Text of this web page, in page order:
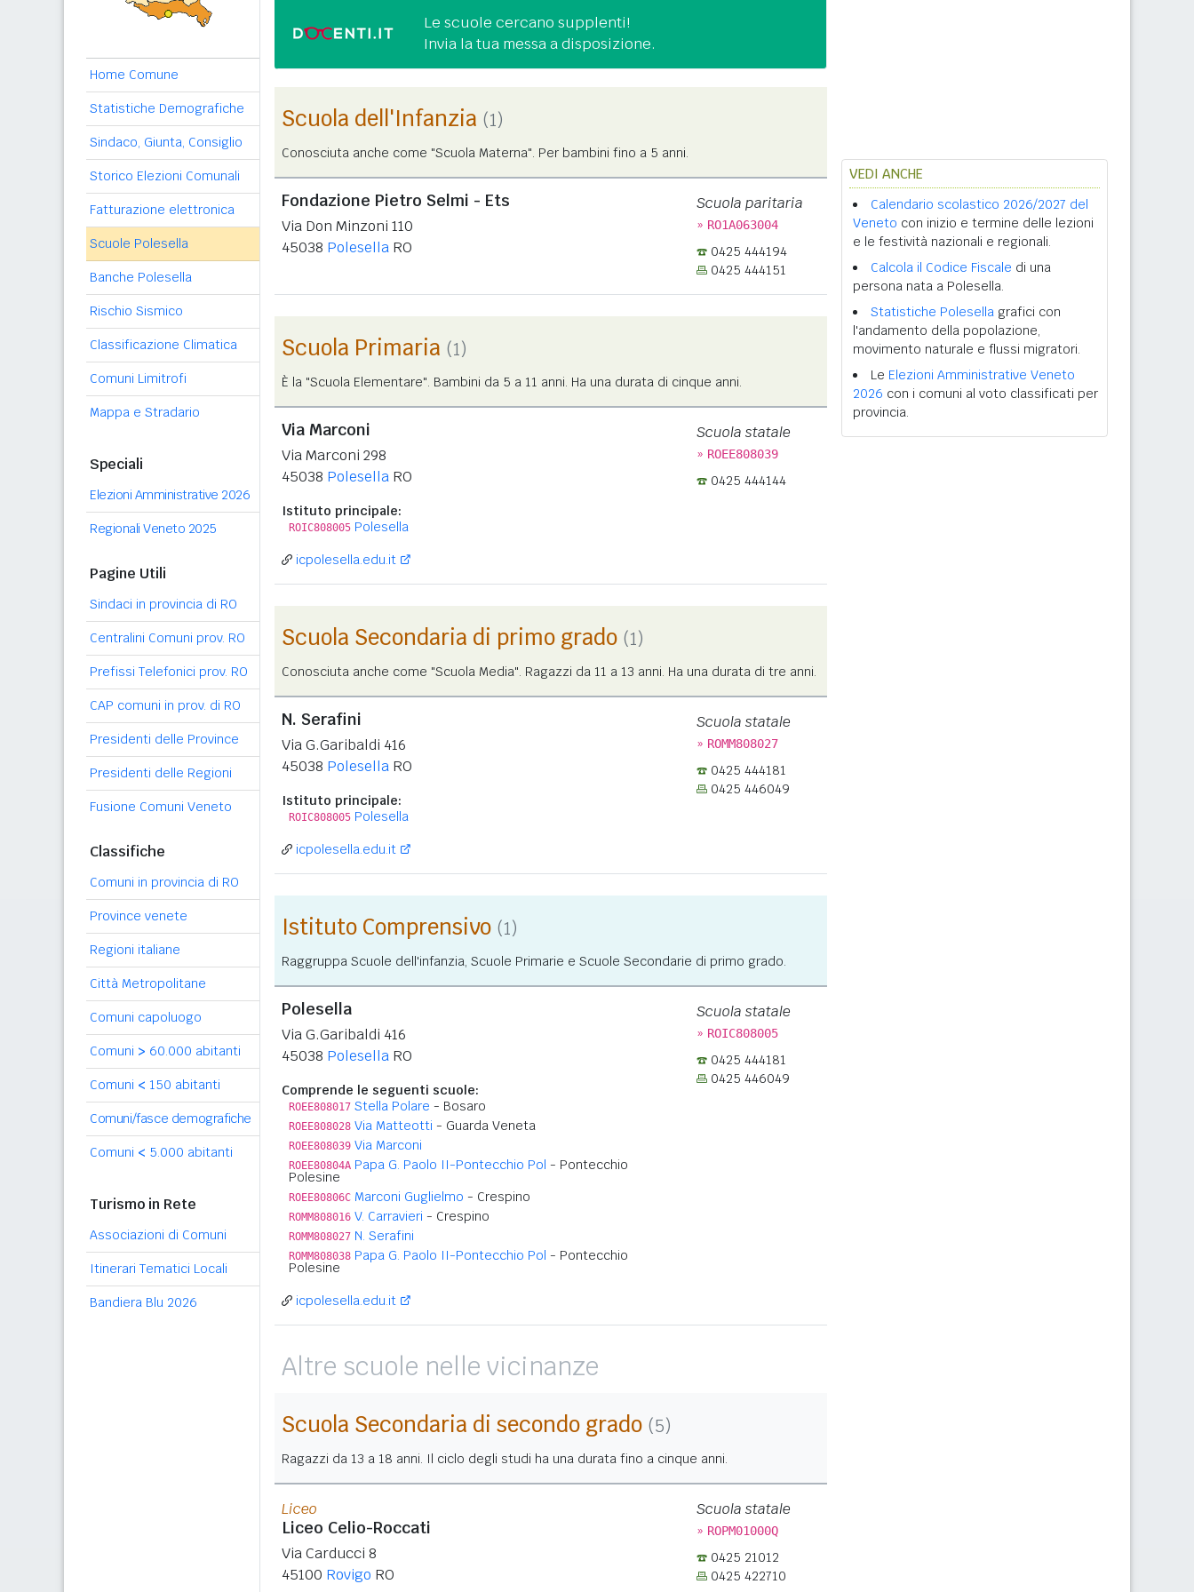
Home Comune
Statistiche Demografiche
Sindaco, Giunta, Consiglio
Storico Elezioni Comunali
Fatturazione elettronica
Scuole Polesella
Banche Polesella
Rischio Sismico
Classificazione Climatica
Comuni Limitrofi
Mappa e Stradario
Speciali
Elezioni Amministrative 2026
Regionali Veneto 2025
Pagine Utili
Sindaci in provincia di RO
Centralini Comuni prov. RO
Prefissi Telefonici prov. RO
CAP comuni in prov. di RO
Presidenti delle Province
Presidenti delle Regioni
Fusione Comuni Veneto
Classifiche
Comuni in provincia di RO
Province venete
Regioni italiane
Città Metropolitane
Comuni capoluogo
Comuni > 60.000 abitanti
Comuni < 150 abitanti
Comuni/fasce demografiche
Comuni < 5.000 abitanti
Turismo in Rete
Associazioni di Comuni
Itinerari Tematici Locali
Bandiera Blu 2026
Le scuole cercano supplenti!
Invia la tua messa a disposizione.
Scuola dell'Infanzia (1)
Conosciuta anche come "Scuola Materna". Per bambini fino a 5 anni.
Fondazione Pietro Selmi - Ets
Via Don Minzoni 110
45038 Polesella RO
Scuola paritaria
» RO1A063004
0425 444194
0425 444151
Scuola Primaria (1)
È la "Scuola Elementare". Bambini da 5 a 11 anni. Ha una durata di cinque anni.
Via Marconi
Via Marconi 298
45038 Polesella RO
Istituto principale:
ROIC808005 Polesella
Scuola statale
» ROEE808039
0425 444144
icpolesella.edu.it
Scuola Secondaria di primo grado (1)
Conosciuta anche come "Scuola Media". Ragazzi da 11 a 13 anni. Ha una durata di tre anni.
N. Serafini
Via G.Garibaldi 416
45038 Polesella RO
Istituto principale:
ROIC808005 Polesella
Scuola statale
» ROMM808027
0425 444181
0425 446049
icpolesella.edu.it
Istituto Comprensivo (1)
Raggruppa Scuole dell'infanzia, Scuole Primarie e Scuole Secondarie di primo grado.
Polesella
Via G.Garibaldi 416
45038 Polesella RO
Comprende le seguenti scuole:
ROEE808017 Stella Polare - Bosaro
ROEE808028 Via Matteotti - Guarda Veneta
ROEE808039 Via Marconi
ROEE80804A Papa G. Paolo II-Pontecchio Pol - Pontecchio
Polesine
ROEE80806C Marconi Guglielmo - Crespino
ROMM808016 V. Carravieri - Crespino
ROMM808027 N. Serafini
ROMM808038 Papa G. Paolo II-Pontecchio Pol - Pontecchio
Polesine
Scuola statale
» ROIC808005
0425 444181
0425 446049
icpolesella.edu.it
Altre scuole nelle vicinanze
Scuola Secondaria di secondo grado (5)
Ragazzi da 13 a 18 anni. Il ciclo degli studi ha una durata fino a cinque anni.
Liceo
Liceo Celio-Roccati
Via Carducci 8
45100 Rovigo RO
Scuola statale
» ROPM01000Q
0425 21012
0425 422710
VEDI ANCHE
Calendario scolastico 2026/2027 del
Veneto con inizio e termine delle lezioni
e le festività nazionali e regionali.
Calcola il Codice Fiscale di una
persona nata a Polesella.
Statistiche Polesella grafici con
l'andamento della popolazione,
movimento naturale e flussi migratori.
Le Elezioni Amministrative Veneto
2026 con i comuni al voto classificati per
provincia.